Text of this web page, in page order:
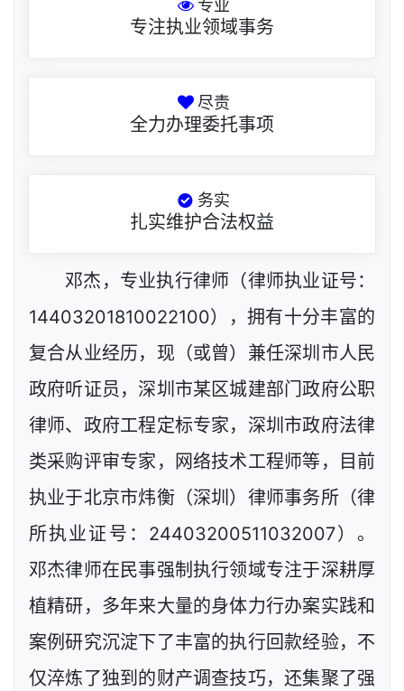
专业
专注执业领域事务
尽责
全力办理委托事项
务实
扎实维护合法权益
邓杰，专业执行律师（律师执业证号：
14403201810022100），拥有十分丰富的
复合从业经历，现（或曾）兼任深圳市人民
政府听证员，深圳市某区城建部门政府公职
律师、政府工程定标专家，深圳市政府法律
类采购评审专家，网络技术工程师等，目前
执业于北京市炜衡（深圳）律师事务所（律
所执业证号：24403200511032007）。
邓杰律师在民事强制执行领域专注于深耕厚
植精研，多年来大量的身体力行办案实践和
案例研究沉淀下了丰富的执行回款经验，不
仅淬炼了独到的财产调查技巧，还集聚了强